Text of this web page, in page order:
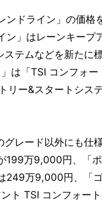
ンドライン」の価
ン」はレーンキー
テムなどを新たに
」は「TSI コンフォ
リー&スタートシ
レード以外にも仕
199万9,000円、「
249万9,000円、「
ト TSI コンフォー